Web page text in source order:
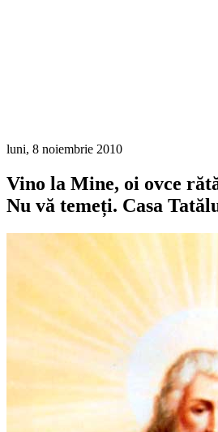
luni, 8 noiembrie 2010
Vino la Mine, oi ovce
Nu vă temeți. Casa